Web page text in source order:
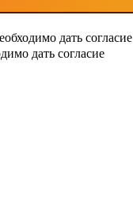
дать согласие
дать согласие